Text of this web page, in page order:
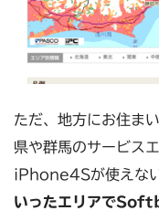
ただ、地方にお住ま
県や群馬のサービス
iPhone4Sが使えない
いったエリアで